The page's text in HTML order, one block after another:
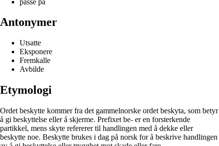
Antonymer
Utsatte
Eksponere
Fremkalle
Avbilde
Etymologi
Ordet beskytte kommer fra det gammelnorske ordet beskyta, som betyr
å gi beskyttelse eller å skjerme. Prefixet be- er en forsterkende
partikkel, mens skyte refererer til handlingen med å dekke eller
beskytte noe. Beskytte brukes i dag på norsk for å beskrive handlingen